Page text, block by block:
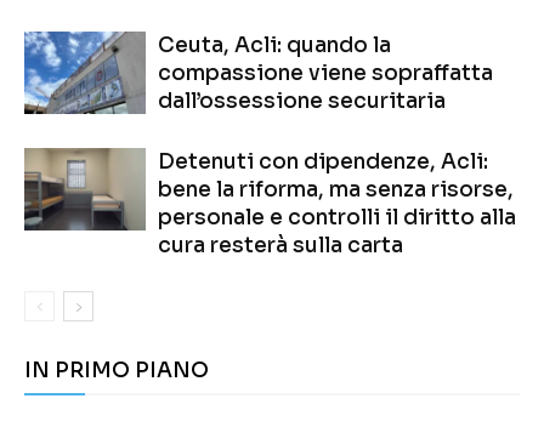
Ceuta, Acli: quando la
compassione viene sopraffatta
dall’ossessione securitaria
Detenuti con dipendenze, Acli:
bene la riforma, ma senza risorse,
personale e controlli il diritto alla
cura resterà sulla carta
IN PRIMO PIANO